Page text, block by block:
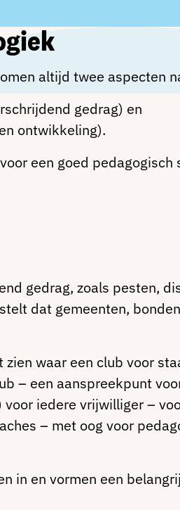
altijd twee aspecten
gedrag) en
ontwikkeling).
een goed
gedrag, zoals pesten,
dat gemeenten,
waar een club voor
– een aanspreekpunt
voor iedere vrijwilliger –
– met oog voor
in en vormen een